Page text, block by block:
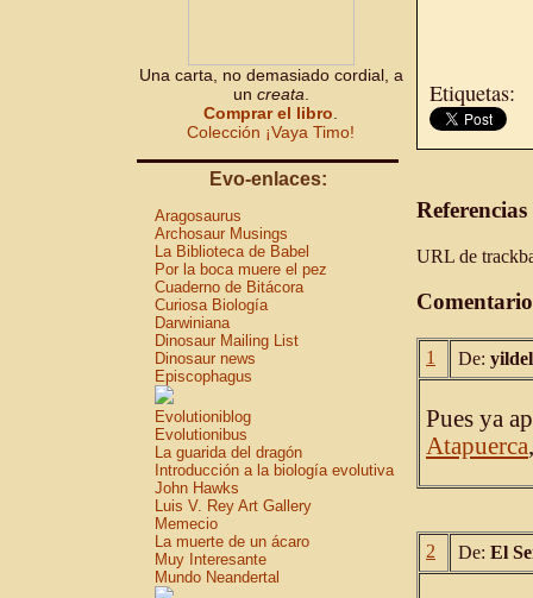
Una carta, no demasiado cordial, a
un creata
Comprar el libro
Colección ¡Vaya Timo!
Evo-enlaces:
Aragosaurus
Archosaur Musings
La Biblioteca de Babel
Por la boca muere el pez
Cuaderno de Bitácora
Curiosa Biología
Darwiniana
Dinosaur Mailing List
Dinosaur news
Episcophagus
Evolutioniblog
Evolutionibus
La guarida del dragón
Introducción a la biología evolutiva
John Hawks
Luis V. Rey Art Gallery
Memecio
La muerte de un ácaro
Muy Interesante
Mundo Neandertal
Etiquetas:
URL de
1 De:
Pues ya
Atapuerca
2 De: El